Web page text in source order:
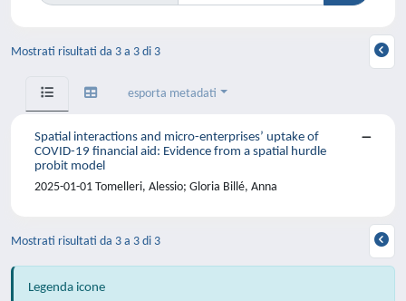
Mostrati risultati da 3 a 3 di 3
esporta metadati
Spatial interactions and micro-enterprises’ uptake of
COVID-19 financial aid: Evidence from a spatial hurdle
probit model
2025-01-01 Tomelleri, Alessio; Gloria Billé, Anna
Mostrati risultati da 3 a 3 di 3
Legenda icone